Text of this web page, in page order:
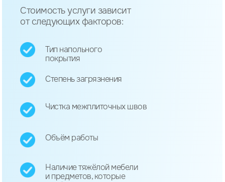
Стоимость услуги зависит
от следующих факторов:
Тип напольного
покрытия
Степень загрязнения
Чистка межплиточных швов
Объём работы
Наличие тяжёлой мебели
и предметов, которые